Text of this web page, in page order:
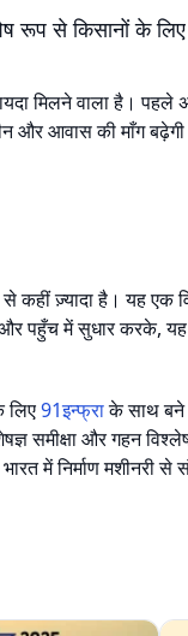
रूप से किसानों के
मिलने वाला है।
और आवास की माँग
कहीं ज़्यादा है। यह एक
पहुँच में सुधार करके,
लिए91इन्फ्राके साथ बने
समीक्षा और गहन
में निर्माण मशीनरी